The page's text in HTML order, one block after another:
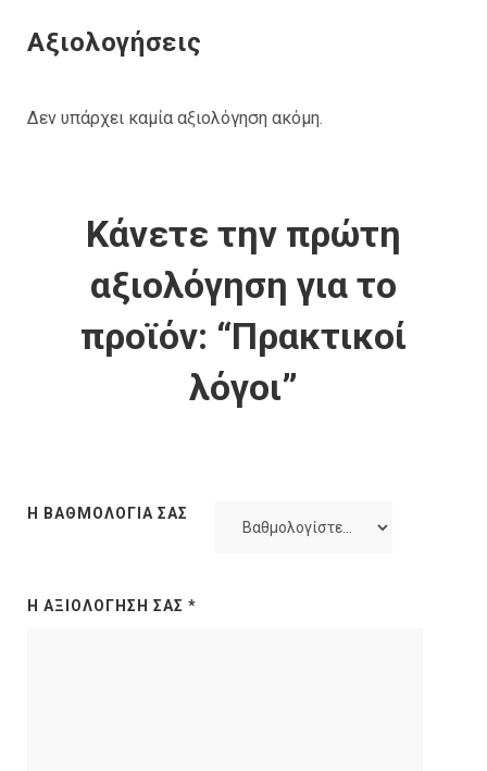
Αξιολογήσεις
Δεν υπάρχει καμία αξιολόγηση ακόμη.
Κάνετε την πρώτη
αξιολόγηση για το
προϊόν: “Πρακτικοί
λόγοι”
Η ΒΑΘΜΟΛΟΓΊΑ ΣΑΣ
Η ΑΞΙΟΛΌΓΗΣΉ ΣΑΣ *